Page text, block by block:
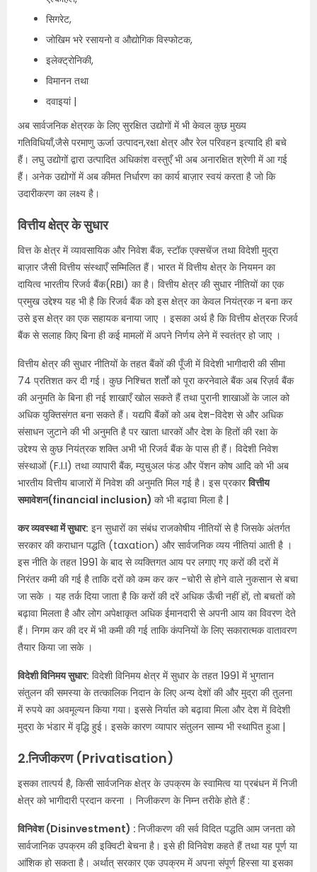
सिगरेट,
जोखिम भरे रसायनो व औद्योगिक विस्फोटक,
इलेक्ट्रोनिकी,
विमानन तथा
दवाइयां |
अब सार्वजनिक क्षेत्रक के लिए सुरक्षित उद्योगों में भी केवल कुछ मुख्य
गतिविधियाँ,जैसे परमाणु ऊर्जा उत्पादन,रक्षा क्षेत्र और रेल परिवहन इत्यादि ही बचे
हैं। लघु उद्योगों द्वारा उत्पादित अधिकांश वस्तुएँ भी अब अनारक्षित श्रेणी में आ गई
हैं। अनेक उद्योगों में अब कीमत निर्धारण का कार्य बाज़ार स्वयं करता है जो कि
उदारीकरण का लक्ष्य है।
वित्तीय क्षेत्र के सुधार
वित्त के क्षेत्र में व्यावसायिक और निवेश बैंक, स्टॉक एक्सचेंज तथा विदेशी मुद्रा
बाज़ार जैसी वित्तीय संस्थाएँ सम्मिलित हैं। भारत में वित्तीय क्षेत्र के नियमन का
दायित्व भारतीय रिजर्व बैंक(RBI) का है। वित्तीय क्षेत्र की सुधार नीतियों का एक
प्रमुख उद्देश्य यह भी है कि रिजर्व बैंक को इस क्षेत्र का केवल नियंत्रक न बना कर
उसे इस क्षेत्र का एक सहायक बनाया जाए । इसका अर्थ है कि वित्तीय क्षेत्रक रिजर्व
बैंक से सलाह किए बिना ही कई मामलों में अपने निर्णय लेने में स्वतंत्र हो जाए ।
वित्तीय क्षेत्र की सुधार नीतियों के तहत बैंकों की पूँजी में विदेशी भागीदारी की सीमा
74 प्रतिशत कर दी गई। कुछ निश्चित शर्तों को पूरा करनेवाले बैंक अब रिज़र्व बैंक
की अनुमति के बिना ही नई शाखाएँ खोल सकते हैं तथा पुरानी शाखाओं के जाल को
अधिक युक्तिसंगत बना सकते हैं। यद्यपि बैंकों को अब देश-विदेश से और अधिक
संसाधन जुटाने की भी अनुमति है पर खाता धारकों और देश के हितों की रक्षा के
उद्देश्य से कुछ नियंत्रक शक्ति अभी भी रिजर्व बैंक के पास ही हैं। विदेशी निवेश
संस्थाओं (F.I.I) तथा व्यापारी बैंक, म्युचुअल फंड और पेंशन कोष आदि को भी अब
भारतीय वित्तीय बाजारों में निवेश की अनुमति मिल गई है। इस प्रकारवित्तीय
समावेशन(financial inclusion) को भी बढ़ावा मिला है |
कर व्यवस्था में सुधार: इन सुधारों का संबंध राजकोषीय नीतियों से है जिसके अंतर्गत
सरकार की कराधान पद्धति (taxation) और सार्वजनिक व्यय नीतियां आती है ।
इस नीति के तहत 1991 के बाद से व्यक्तिगत आय पर लगाए गए करों की दरों में
निरंतर कमी की गई है ताकि दरों को कम कर कर -चोरी से होने वाले नुकसान से बचा
जा सके । यह तर्क दिया जाता है कि करों की दरें अधिक ऊँची नहीं हों, तो बचतों को
बढ़ावा मिलता है और लोग अपेक्षाकृत अधिक ईमानदारी से अपनी आय का विवरण देते
हैं। निगम कर की दर में भी कमी की गई ताकि कंपनियों के लिए सकारात्मक वातावरण
तैयार किया जा सके ।
विदेशी विनिमय सुधार: विदेशी विनिमय क्षेत्र में सुधार के तहत 1991 में भुगतान
संतुलन की समस्या के तत्कालिक निदान के लिए अन्य देशों की और मुद्रा की तुलना
में रुपये का अवमूल्यन किया गया। इससे निर्यात को बढ़ावा मिला और देश में विदेशी
मुद्रा के भंडार में वृद्धि हुई। इसके कारण व्यापार संतुलन साम्य भी स्थापित हुआ |
2.निजीकरण (Privatisation)
इसका तात्पर्य है, किसी सार्वजनिक क्षेत्र के उपक्रम के स्वामित्व या प्रबंधन में निजी
क्षेत्र को भागीदारी प्रदान करना । निजीकरण के निम्न तरीके होते हैं :
विनिवेश (Disinvestment) : निजीकरण की सर्व विदित पद्धति आम जनता को
सार्वजानिक उपक्रम की इक्विटी बेचना है। इसे ही विनिवेश कहते हैं तथा यह पूर्ण या
आंशिक हो सकता है। अर्थात् सरकार एक उपक्रम में अपना संपूर्ण हिस्सा या इसका